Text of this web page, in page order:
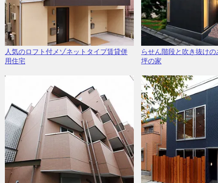
人気のロフト付メゾネットタイプ賃貸併
用住宅
らせん階段と吹き抜け
坪の家